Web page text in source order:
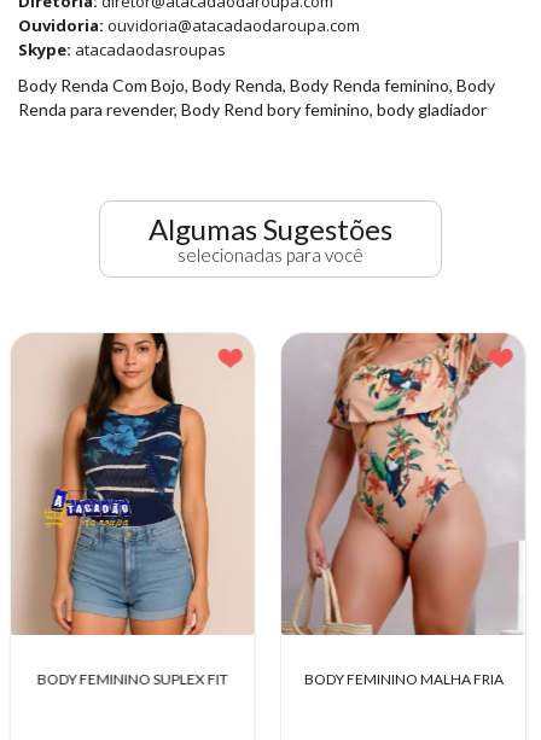
Ouvidoria: ouvidoria@atacadaodaroupa.com
Skype: atacadaodasroupas
Body Renda Com Bojo, Body Renda, Body Renda feminino, Body
Renda para revender, Body Rend bory feminino, body gladiador
Algumas Sugestões
selecionadas para você
BODY FEMININO MALHA FRIA
BODY COM BOJO GLADIADOR DE